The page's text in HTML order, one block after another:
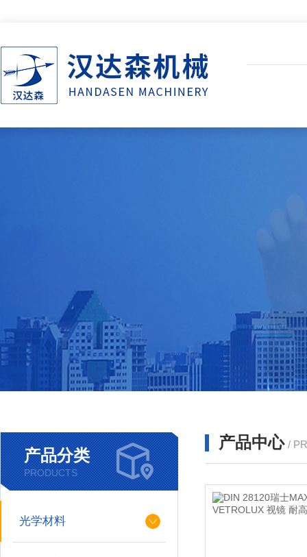
产品分类
PRODUCTS
光学材料
产品中心 /